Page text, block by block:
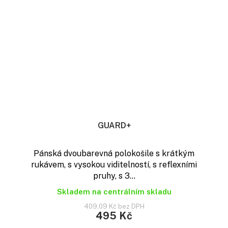
GUARD+
Pánská dvoubarevná polokošile s krátkým
rukávem, s vysokou viditelností, s reflexními
pruhy, s 3...
Skladem na centrálním skladu
409,09 Kč bez DPH
495 Kč